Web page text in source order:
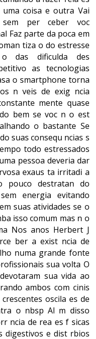
coisa e outra Vai
sem per ceber voc
Faz parte da poca em
tiza o do estresse
das dificulda des
as tecnologias
o smartphone torna
n veis de exig ncia
mente quase
bem se voc n o est
o bastante Se
suas consequ ncias s
todo estressados
pessoa deveria dar
exaus ta irritadi a
pouco destratan do
energia evitando
suas atividades se o
isso comum mas n o
Nos anos Herbert J
ber a exist ncia de
numa grande fonte
sua volta O
sua vida ao
ambos com cinis
oscila es de
o nbsp Al m disso
ncia de rea es f sicas
digestivos e dist rbios